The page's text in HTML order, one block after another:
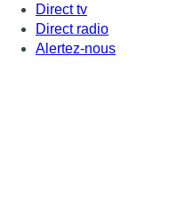
Direct tv
Direct radio
Alertez-nous